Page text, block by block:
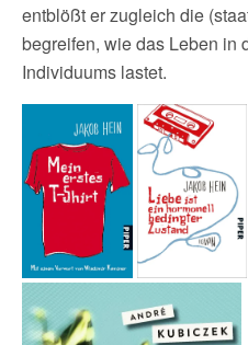
entblößt er zugleich die
begreifen, wie das Leben in
Individuums lastet.